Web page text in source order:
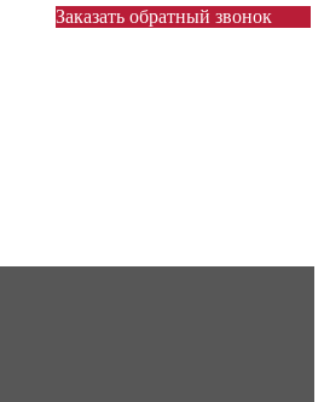
Заказать обратный звонок